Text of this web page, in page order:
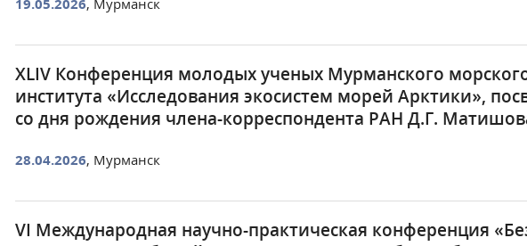
19.05.2026, Мурманск
XLIV Конференция молодых ученых Мурманского
института «Исследования экосистем морей Арктики»,
со дня рождения члена-корреспондента РАН Д.Г.
28.04.2026, Мурманск
VI Международная научно-практическая конференция